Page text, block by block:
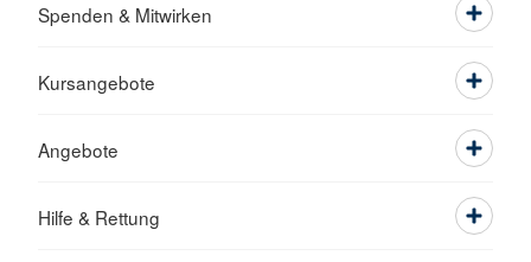
Spenden & Mitwirken
Kursangebote
Angebote
Hilfe & Rettung